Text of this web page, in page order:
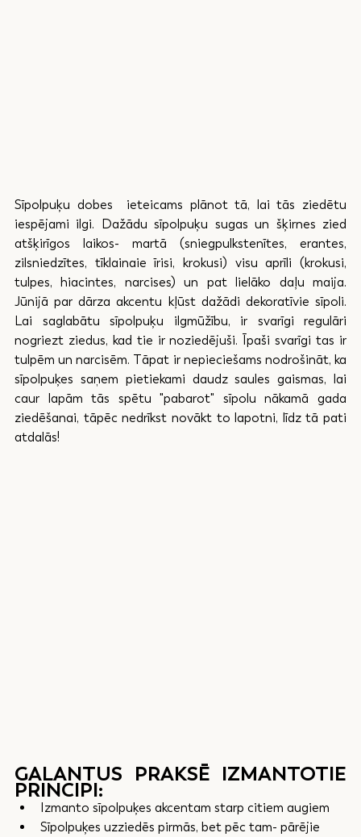
Sīpolpuķu dobes  ieteicams plānot tā, lai tās ziedētu
iespējami ilgi. Dažādu sīpolpuķu sugas un šķirnes zied
atšķirīgos laikos- martā
(sniegpulkstenītes, erantes,
zilsniedzītes, tīklainaie īrisi, krokusi) visu aprīli (krokusi,
tulpes, hiacintes, narcises) un pat lielāko daļu maija.
Jūnijā par dārza akcentu kļūst dažādi dekoratīvie sīpoli.
Lai saglabātu sīpolpuķu ilgmūžību, ir svarīgi regulāri
nogriezt ziedus, kad tie ir noziedējuši. Īpaši svarīgi tas ir
tulpēm un narcisēm. Tāpat ir nepieciešams nodrošināt, ka
sīpolpuķes saņem pietiekami daudz saules gaismas, lai
caur lapām tās spētu "pabarot" sīpolu nākamā gada
ziedēšanai, tāpēc nedrīkst novākt to lapotni, līdz tā pati
atdalās!
GALANTUS PRAKSĒ IZMANTOTIE
PRINCIPI:
Izmanto sīpolpuķes akcentam starp citiem augiem
Sīpolpuķes uzziedēs pirmās, bet pēc tam- pārējie